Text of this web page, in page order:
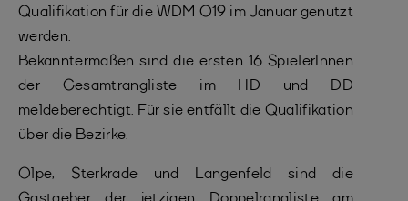
Qualifikation für die WDM O19 im Januar genutzt
werden.
Bekanntermaßen sind die ersten 16 SpielerInnen
der Gesamtrangliste im HD und DD
meldeberechtigt. Für sie entfällt die Qualifikation
über die Bezirke.
Olpe, Sterkrade und Langenfeld sind die